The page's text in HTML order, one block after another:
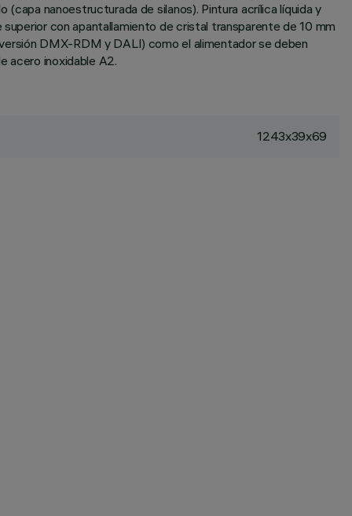
nanoestructurada de silanos). Pintura acrílica líquida y
con apantallamiento de cristal transparente de 10 mm
DMX-RDM y DALI) como el alimentador se deben
acero inoxidable A2.
1243x39x69